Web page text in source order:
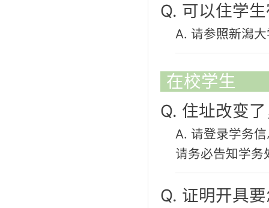
Q. 可以住学
A. 请参照新潟大
在校学生
Q. 住址改变
A. 请登录学务
请务必告知学务
Q. 证明开具